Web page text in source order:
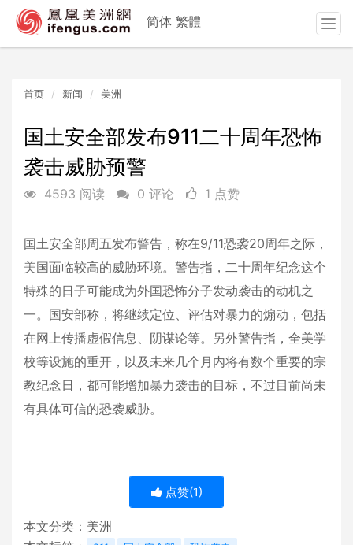
首页 新闻 美洲
国土安全部发布911二十周年恐怖
袭击威胁预警
4593 阅读 0 评论 1 点赞
国土安全部周五发布警告，称在9/11恐袭20周年之际，
美国面临较高的威胁环境。警告指，二十周年纪念这个
特殊的日子可能成为外国恐怖分子发动袭击的动机之
一。国安部称，将继续定位、评估对暴力的煽动，包括
在网上传播虚假信息、阴谋论等。另外警告指，全美学
校等设施的重开，以及未来几个月内将有数个重要的宗
教纪念日，都可能增加暴力袭击的目标，不过目前尚未
有具体可信的恐袭威胁。
点赞(1)
本文分类： 美洲
简体 繁體
T
o
n
i
o